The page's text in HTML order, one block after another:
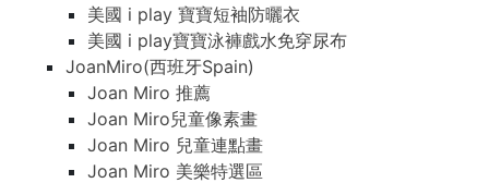
美國 i play 寶寶短袖防曬衣
美國 i play寶寶泳褲戲水免穿尿布
JoanMiro(西班牙Spain)
Joan Miro 推薦
Joan Miro兒童像素畫
Joan Miro 兒童連點畫
Joan Miro 美樂特選區